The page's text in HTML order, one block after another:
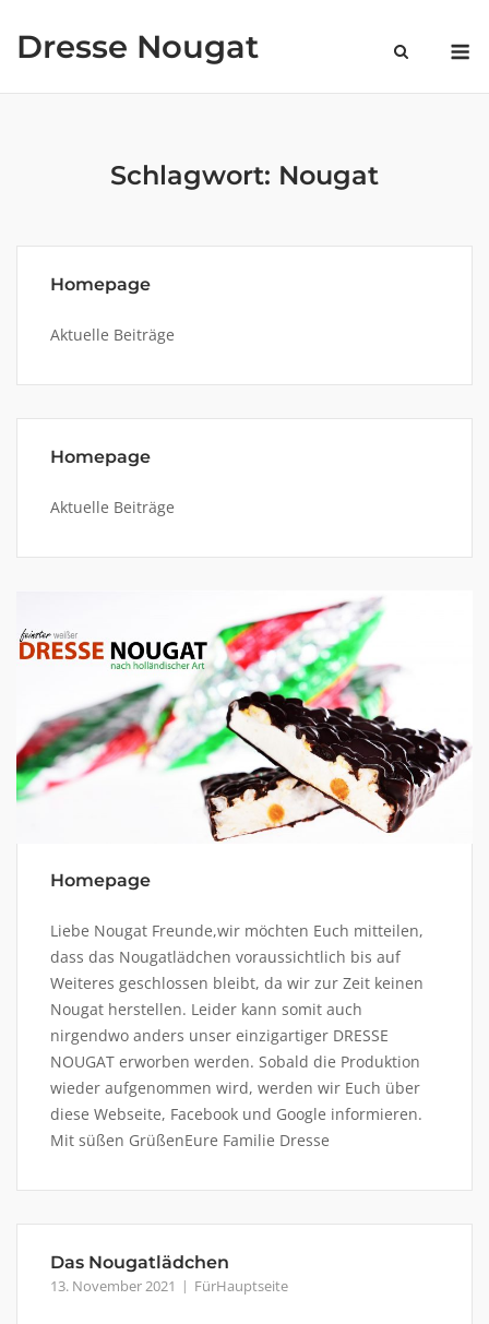
Dresse Nougat
Schlagwort: Nougat
Homepage
Aktuelle Beiträge
Homepage
Aktuelle Beiträge
Homepage
Liebe Nougat Freunde,wir möchten Euch mitteilen,
dass das Nougatlädchen voraussichtlich bis auf
Weiteres geschlossen bleibt, da wir zur Zeit keinen
Nougat herstellen. Leider kann somit auch
nirgendwo anders unser einzigartiger DRESSE
NOUGAT erworben werden. Sobald die Produktion
wieder aufgenommen wird, werden wir Euch über
diese Webseite, Facebook und Google informieren.
Mit süßen GrüßenEure Familie Dresse
Das Nougatlädchen
13. November 2021 FürHauptseite